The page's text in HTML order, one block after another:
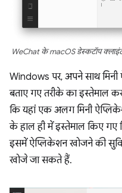
WeChat के macOS डेस्कटॉप
Windows पर, अपने साथ
बताए गए तरीके का इस्तेमाल
कि यहां एक अलग मिनी
के हाल ही में इस्तेमाल किए गए
इसमें ऐप्लिकेशन खोजने की
खोजे जा सकते हैं.